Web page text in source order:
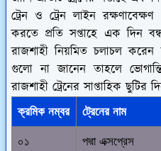
ট্রেন ও ট্রেন লাইন
করতে প্রতি সপ্তাহে এক দিন
রাজশাহী নিয়মিত চলাচল করেন
গুলো না জানেন তাহলে
রাজশাহী ট্রেনের সাপ্তাহিক
ক্রমিক নম্বর ট্রেনের নাম
০১ পদ্মা এক্সপ্রেস